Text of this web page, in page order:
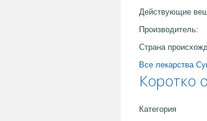
Действующие
Производитель:
Страна
Все лекарства
Коротко
Категория